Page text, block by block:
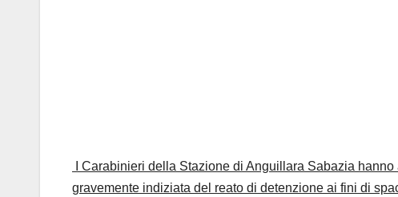
I Carabinieri della Stazione di Anguillara Sabazia
gravemente indiziata del reato di detenzione ai fini di